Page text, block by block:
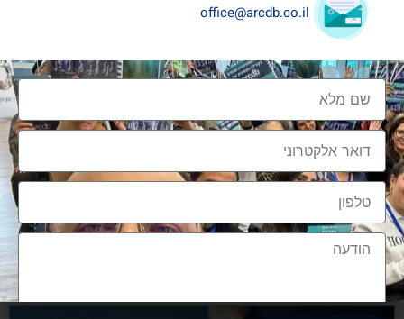
שיתופי פעולה בענף העיצוב והבניה
שיתופי פעולה בענף העיצוב והבניה הם מתכון הכרחי
להצלחה, לנו בארכדיבי יש את הניסיון והיכולת
אלעד גרגיר - מייסד ומנכ"ל arcdb
office@arcdb.co.il